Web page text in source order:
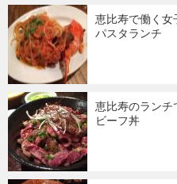
恵比寿で働く女
パスタランチ
恵比寿のランチ
ビーフ丼